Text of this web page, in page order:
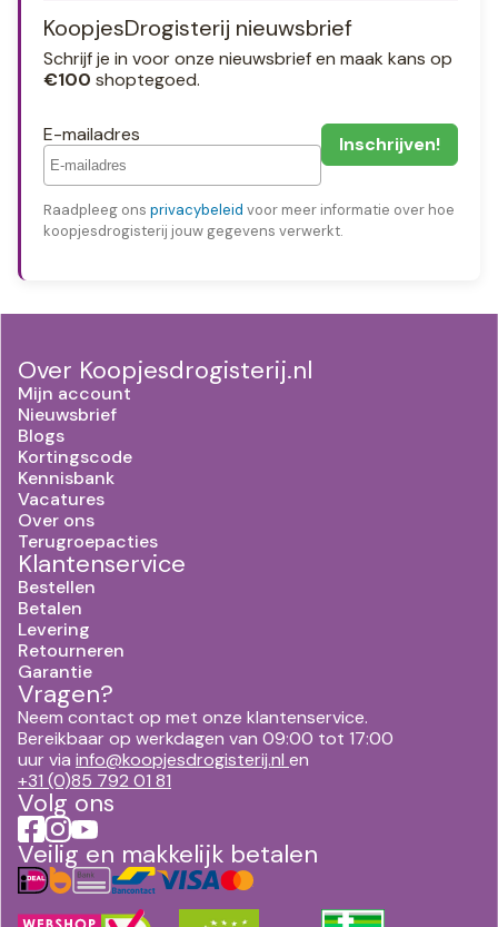
KoopjesDrogisterij nieuwsbrief
Schrijf je in voor onze nieuwsbrief en maak kans op
€100 shoptegoed.
E-mailadres
Raadpleeg ons privacybeleid voor meer informatie over hoe
koopjesdrogisterij jouw gegevens verwerkt.
Over Koopjesdrogisterij.nl
Mijn account
Nieuwsbrief
Blogs
Kortingscode
Kennisbank
Vacatures
Over ons
Terugroepacties
Klantenservice
Bestellen
Betalen
Levering
Retourneren
Garantie
Vragen?
Neem contact op met onze klantenservice.
Bereikbaar op werkdagen van 09:00 tot 17:00
uur via info@koopjesdrogisterij.nl en
+31 (0)85 792 01 81
Volg ons
Veilig en makkelijk betalen